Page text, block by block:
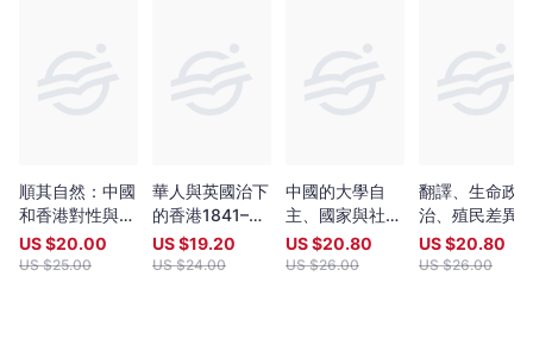
順其自然：中國
和香港對性與性
別的評論
US $20.00
US $25.00
華人與英國治下
的香港1841–
1880
US $19.20
US $24.00
中國的大學自
主、國家與社會
變遷
US $20.80
US $26.00
翻譯、生命政
治、殖民差異
US $20.80
US $26.00